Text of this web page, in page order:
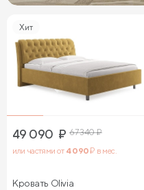
Хит
49 090 ₽ 67 340₽
или частями от 4 090₽ в мес.
Кровать Olivia